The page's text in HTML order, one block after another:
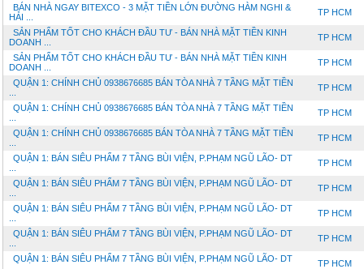
BÁN NHÀ NGAY BITEXCO - 3 MẶT TIỀN LỚN ĐƯỜNG HÀM NGHI &
HẢI ...
TP HCM
SẢN PHẨM TỐT CHO KHÁCH ĐẦU TƯ - BÁN NHÀ MẶT TIỀN KINH
DOANH ...
TP HCM
SẢN PHẨM TỐT CHO KHÁCH ĐẦU TƯ - BÁN NHÀ MẶT TIỀN KINH
DOANH ...
TP HCM
QUẬN 1: CHÍNH CHỦ 0938676685 BÁN TÒA NHÀ 7 TẦNG MẶT TIỀN
TP HCM
QUẬN 1: CHÍNH CHỦ 0938676685 BÁN TÒA NHÀ 7 TẦNG MẶT TIỀN
TP HCM
QUẬN 1: CHÍNH CHỦ 0938676685 BÁN TÒA NHÀ 7 TẦNG MẶT TIỀN
TP HCM
QUẬN 1: BÁN SIÊU PHẨM 7 TẦNG BÙI VIỆN, P.PHẠM NGŨ LÃO- DT
TP HCM
QUẬN 1: BÁN SIÊU PHẨM 7 TẦNG BÙI VIỆN, P.PHẠM NGŨ LÃO- DT
TP HCM
QUẬN 1: BÁN SIÊU PHẨM 7 TẦNG BÙI VIỆN, P.PHẠM NGŨ LÃO- DT
TP HCM
QUẬN 1: BÁN SIÊU PHẨM 7 TẦNG BÙI VIỆN, P.PHẠM NGŨ LÃO- DT
TP HCM
QUẬN 1: BÁN SIÊU PHẨM 7 TẦNG BÙI VIỆN, P.PHẠM NGŨ LÃO- DT
TP HCM